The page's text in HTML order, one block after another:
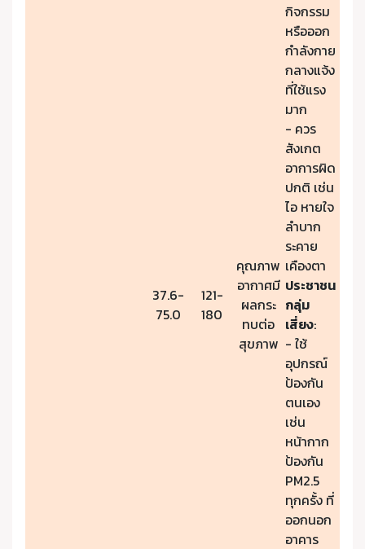
37.6-
75.0
121-
180
คุณภาพ
อากาศมี
ผลกระ
ทบต่อ
สุขภาพ
กิจกรรม
หรือออก
กำลังกาย
กลางแจ้ง
ที่ใช้แรง
มาก
- ควร
สังเกต
อาการผิด
ปกติ เช่น
ไอ หายใจ
ลำบาก
ระคาย
เคืองตา
ประชาชน
กลุ่ม
เสี่ยง:
- ใช้
อุปกรณ์
ป้องกัน
ตนเอง
เช่น
หน้ากาก
ป้องกัน
PM2.5
ทุกครั้ง ที่
ออกนอก
อาคาร